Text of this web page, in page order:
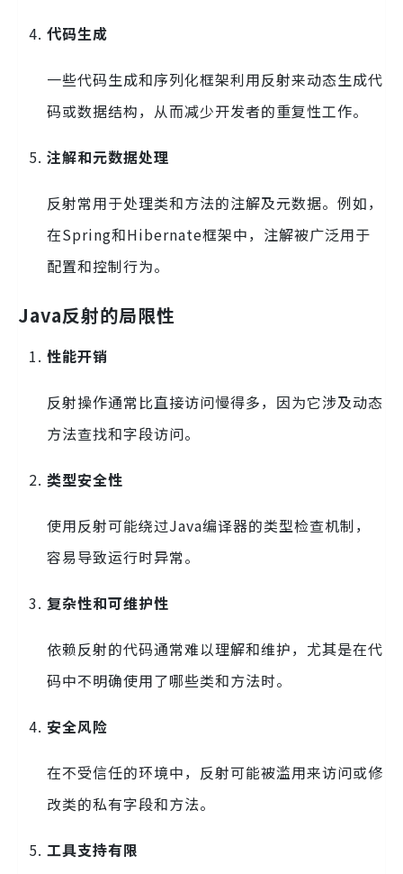
代码生成
一些代码生成和序列化框架利用反射来动态生成代
码或数据结构，从而减少开发者的重复性工作。
注解和元数据处理
反射常用于处理类和方法的注解及元数据。例如，
在Spring和Hibernate框架中，注解被广泛用于
配置和控制行为。
Java反射的局限性
性能开销
反射操作通常比直接访问慢得多，因为它涉及动态
方法查找和字段访问。
类型安全性
使用反射可能绕过Java编译器的类型检查机制，
容易导致运行时异常。
复杂性和可维护性
依赖反射的代码通常难以理解和维护，尤其是在代
码中不明确使用了哪些类和方法时。
安全风险
在不受信任的环境中，反射可能被滥用来访问或修
改类的私有字段和方法。
工具支持有限